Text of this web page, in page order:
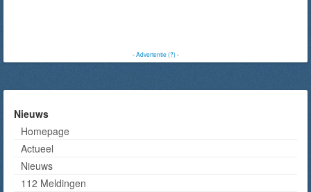
-Advertentie (?)-
Nieuws
Homepage
Actueel
Nieuws
112 Meldingen